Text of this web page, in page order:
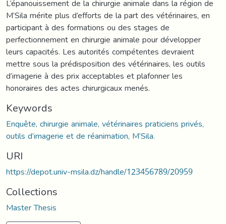
L’épanouissement de la chirurgie animale dans la région de
M’Sila mérite plus d’efforts de la part des vétérinaires, en
participant à des formations ou des stages de
perfectionnement en chirurgie animale pour développer
leurs capacités. Les autorités compétentes devraient
mettre sous la prédisposition des vétérinaires, les outils
d’imagerie à des prix acceptables et plafonner les
honoraires des actes chirurgicaux menés.
Keywords
Enquête, chirurgie animale, vétérinaires praticiens privés,
outils d’imagerie et de réanimation, M’Sila.
URI
https://depot.univ-msila.dz/handle/123456789/20959
Collections
Master Thesis